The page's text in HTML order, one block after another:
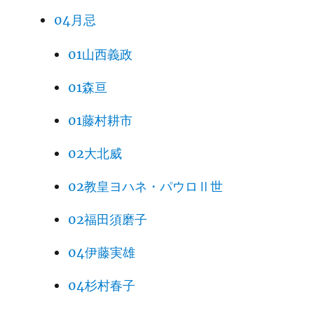
04月忌
01山西義政
01森亘
01藤村耕市
02大北威
02教皇ヨハネ・パウロⅡ世
02福田須磨子
04伊藤実雄
04杉村春子